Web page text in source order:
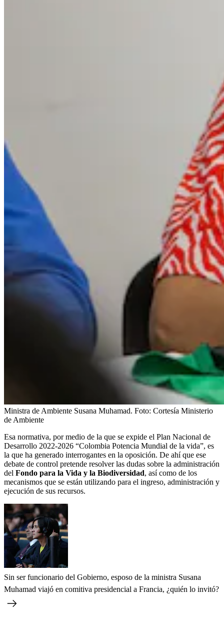
Ministra de Ambiente Susana Muhamad. Foto: Cortesía Ministerio
de Ambiente
Esa normativa, por medio de la que se expide el Plan Nacional de
Desarrollo 2022-2026 “Colombia Potencia Mundial de la vida”, es
la que ha generado interrogantes en la oposición. De ahí que ese
debate de control pretende resolver las dudas sobre la administración
del Fondo para la Vida y la Biodiversidad, así como de los
mecanismos que se están utilizando para el ingreso, administración y
ejecución de sus recursos.
Sin ser funcionario del Gobierno, esposo de la ministra Susana
Muhamad viajó en comitiva presidencial a Francia, ¿quién lo invitó?